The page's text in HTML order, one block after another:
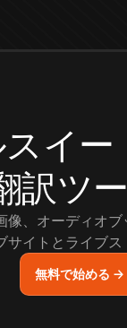
イ
訳ツ
像、オーディオ
サイトとライブス
無料で始める →